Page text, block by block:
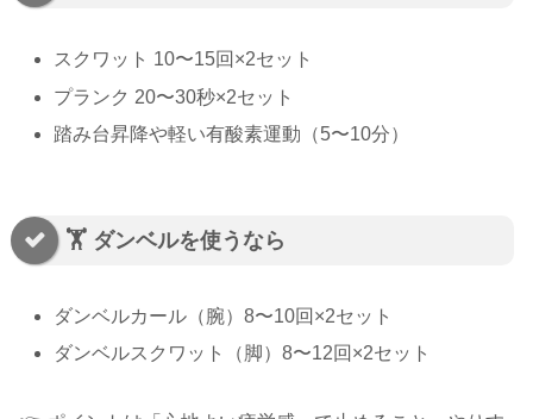
スクワット 10〜15回×2セット
プランク 20〜30秒×2セット
踏み台昇降や軽い有酸素運動（5〜10分）
🏋️ ダンベルを使うなら
ダンベルカール（腕）8〜10回×2セット
ダンベルスクワット（脚）8〜12回×2セット